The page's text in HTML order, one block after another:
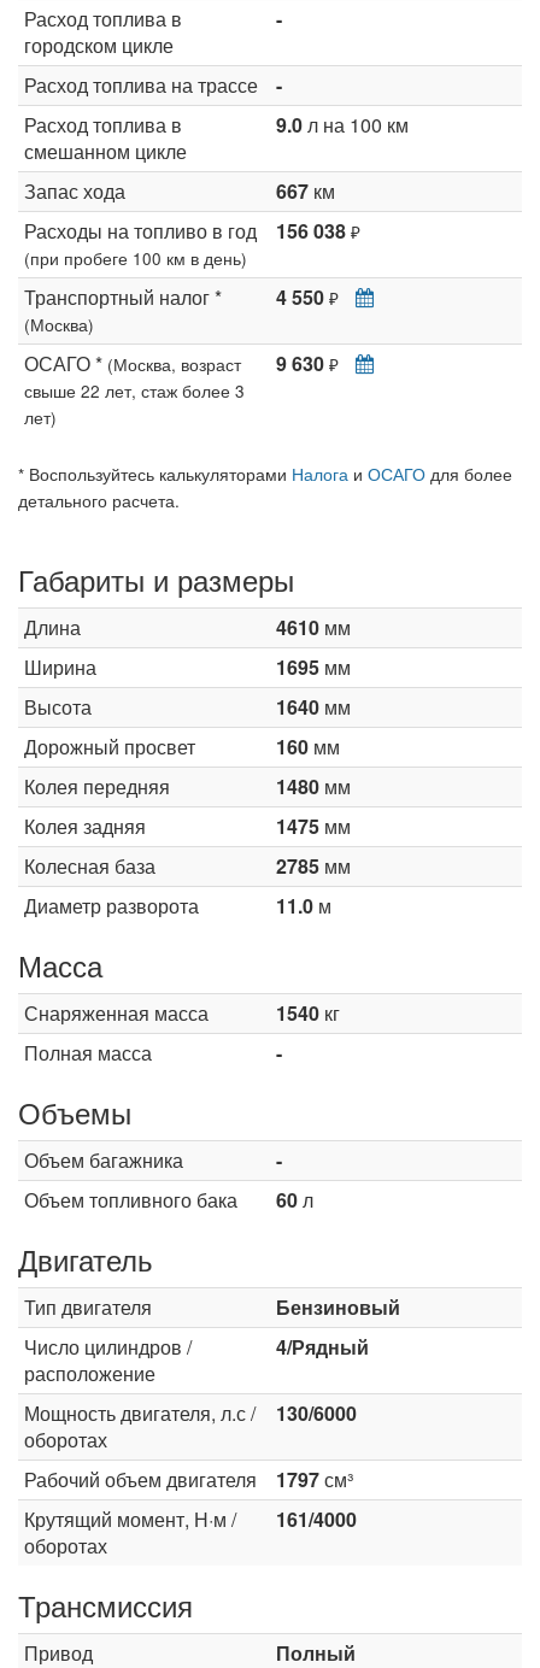
Расход топлива в
городском цикле
-
Расход топлива на трассе
-
Расход топлива в
смешанном цикле
9.0л на 100 км
Запас хода 667 км
Расходы на топливо в год
(при пробеге 100 км в день)
156 038 ₽
Транспортный налог *
(Москва)
4 550 ₽
ОСАГО * (Москва, возраст
свыше 22 лет, стаж более 3
лет)
9 630 ₽
* Воспользуйтесь калькуляторами Налога и ОСАГО для более
детального расчета.
Габариты и размеры
Длина 4610 мм
Ширина
1695 мм
Высота
1640 мм
Дорожный просвет
160 мм
Колея передняя
1480 мм
Колея задняя
1475 мм
Колесная база
2785 мм
Диаметр разворота
11.0 м
Масса
Снаряженная масса 1540 кг
Полная масса
-
Объемы
Объем багажника
-
Объем топливного бака
60л
Двигатель
Тип двигателя
Бензиновый
Число цилиндров /
расположение
4/Рядный
Мощность двигателя, л.с /
оборотах
130/6000
Рабочий объем двигателя 1797см³
Крутящий момент, Н·м /
оборотах
161/4000
Трансмиссия
Привод
Полный